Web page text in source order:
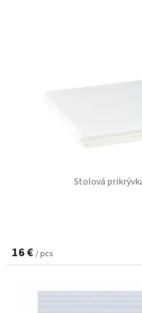
Stolová
16 € / pcs